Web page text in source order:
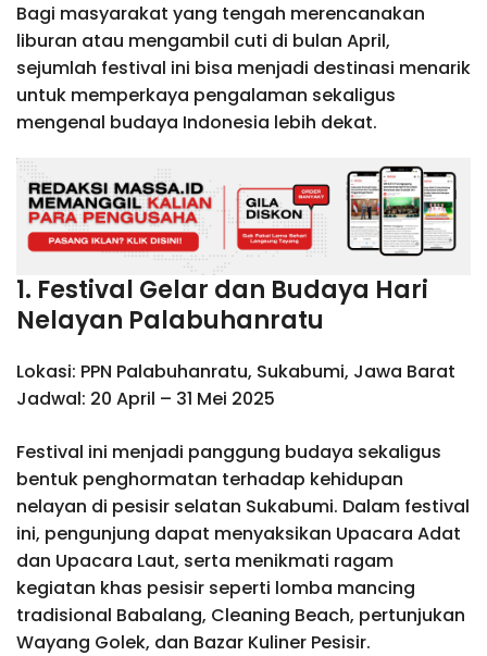
Bagi masyarakat yang tengah merencanakan
liburan atau mengambil cuti di bulan April,
sejumlah festival ini bisa menjadi destinasi menarik
untuk memperkaya pengalaman sekaligus
mengenal budaya Indonesia lebih dekat.
1. Festival Gelar dan Budaya Hari
Nelayan Palabuhanratu
Lokasi: PPN Palabuhanratu, Sukabumi, Jawa Barat
Jadwal: 20 April – 31 Mei 2025
Festival ini menjadi panggung budaya sekaligus
bentuk penghormatan terhadap kehidupan
nelayan di pesisir selatan Sukabumi. Dalam festival
ini, pengunjung dapat menyaksikan Upacara Adat
dan Upacara Laut, serta menikmati ragam
kegiatan khas pesisir seperti lomba mancing
tradisional Babalang, Cleaning Beach, pertunjukan
Wayang Golek, dan Bazar Kuliner Pesisir.